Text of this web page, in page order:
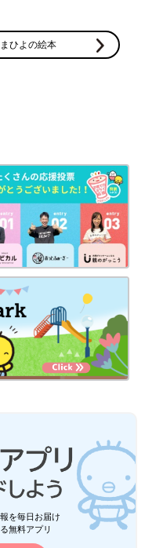
ひよの絵本
を毎日お届け
無料アプリ